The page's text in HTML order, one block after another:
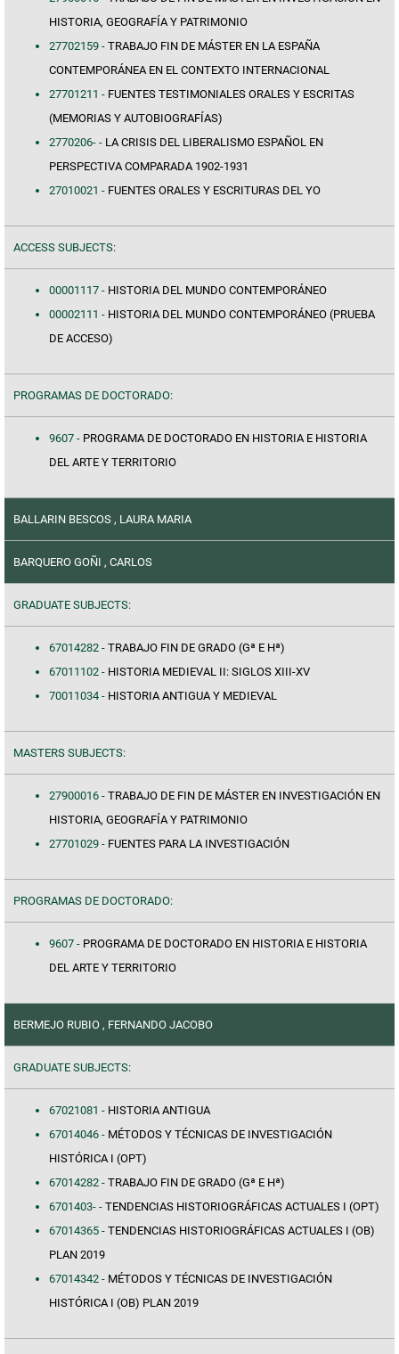
HISTORIA, GEOGRAFÍA Y PATRIMONIO
27702159 - TRABAJO FIN DE MÁSTER EN LA ESPAÑA
CONTEMPORÁNEA EN EL CONTEXTO INTERNACIONAL
27701211 - FUENTES TESTIMONIALES ORALES Y ESCRITAS
(MEMORIAS Y AUTOBIOGRAFÍAS)
2770206- - LA CRISIS DEL LIBERALISMO ESPAÑOL EN
PERSPECTIVA COMPARADA 1902-1931
27010021 - FUENTES ORALES Y ESCRITURAS DEL YO
ACCESS SUBJECTS:
00001117 - HISTORIA DEL MUNDO CONTEMPORÁNEO
00002111 - HISTORIA DEL MUNDO CONTEMPORÁNEO (PRUEBA
DE ACCESO)
PROGRAMAS DE DOCTORADO:
9607 - PROGRAMA DE DOCTORADO EN HISTORIA E HISTORIA
DEL ARTE Y TERRITORIO
BALLARIN BESCOS , LAURA MARIA
BARQUERO GOÑI , CARLOS
GRADUATE SUBJECTS:
67014282 - TRABAJO FIN DE GRADO (Gª E Hª)
67011102 - HISTORIA MEDIEVAL II: SIGLOS XIII-XV
70011034 - HISTORIA ANTIGUA Y MEDIEVAL
MASTERS SUBJECTS:
27900016 - TRABAJO DE FIN DE MÁSTER EN INVESTIGACIÓN EN
HISTORIA, GEOGRAFÍA Y PATRIMONIO
27701029 - FUENTES PARA LA INVESTIGACIÓN
PROGRAMAS DE DOCTORADO:
9607 - PROGRAMA DE DOCTORADO EN HISTORIA E HISTORIA
DEL ARTE Y TERRITORIO
BERMEJO RUBIO , FERNANDO JACOBO
GRADUATE SUBJECTS:
67021081 - HISTORIA ANTIGUA
67014046 - MÉTODOS Y TÉCNICAS DE INVESTIGACIÓN
HISTÓRICA I (OPT)
67014282 - TRABAJO FIN DE GRADO (Gª E Hª)
6701403- - TENDENCIAS HISTORIOGRÁFICAS ACTUALES I (OPT)
67014365 - TENDENCIAS HISTORIOGRÁFICAS ACTUALES I (OB)
PLAN 2019
67014342 - MÉTODOS Y TÉCNICAS DE INVESTIGACIÓN
HISTÓRICA I (OB) PLAN 2019